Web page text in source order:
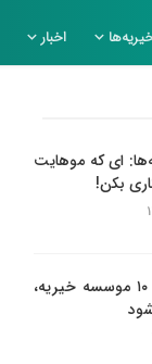
اخبار
ای که موهایت
بکن!
ممکن است از هر ۱۰ موسسه خیریه،